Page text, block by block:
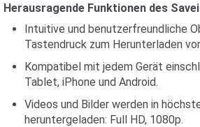
Herausragende Funktionen des
Intuitive und benutzerfreundliche
Tastendruck zum Herunterladen
Kompatibel mit jedem Gerät
Tablet, iPhone und Android.
Videos und Bilder werden in
heruntergeladen: Full HD, 1080p.